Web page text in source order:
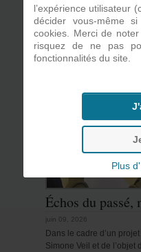
Échos du
juin 09, 2026
Dans le cadre d’un
Simone Veil et de l’objet
l’expérience utilisateur
décider vous-même
cookies. Merci de
risquez de ne pas
fonctionnalités du site.
Plus